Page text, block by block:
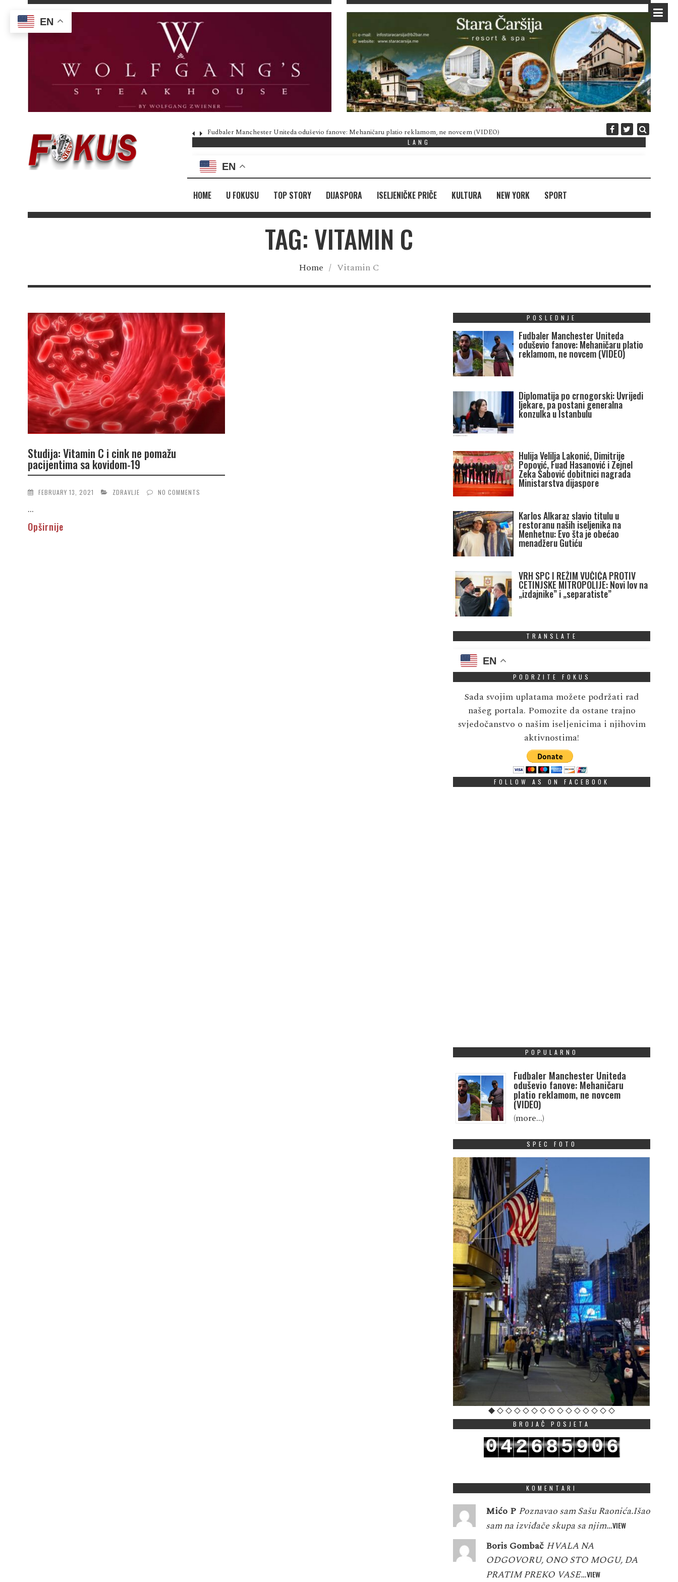
Fudbaler Manchester Uniteda oduševio fanove: Mehaničaru platio reklamom, ne novcem (VIDEO) Diplomatija po
LANG
EN
HOME U FOKUSU TOP STORY DIJASPORA ISELJENIČKE PRIČE KULTURA NEW YORK SPORT
TAG: VITAMIN C
Home / Vitamin C
Studija: Vitamin C i cink ne pomažu
pacijentima sa kovidom-19
FEBRUARY 13, 2021 ZDRAVLJE NO COMMENTS
...
Opširnije
POSLEDNJE
Fudbaler Manchester Uniteda
oduševio fanove: Mehaničaru platio
reklamom, ne novcem (VIDEO)
Diplomatija po crnogorski: Uvrijedi
ljekare, pa postani generalna
konzulka u Istanbulu
Hulija Velilja Lakonić, Dimitrije
Popović, Fuad Hasanović i Zejnel
Zeka Šabović dobitnici nagrada
Ministarstva dijaspore
Karlos Alkaraz slavio titulu u
restoranu naših iseljenika na
Menhetnu: Evo šta je obećao
menadžeru Gutiću
VRH SPC I REŽIM VUČIĆA PROTIV
CETINJSKE MITROPOLIJE: Novi lov na
„izdajnike” i „separatiste”
TRANSLATE
EN
PODRZITE FOKUS
Sada svojim uplatama možete podržati rad
našeg portala. Pomozite da ostane trajno
svjedočanstvo o našim iseljenicima i njihovim
aktivnostima!
FOLLOW AS ON FACEBOOK
POPULARNO
Fudbaler Manchester Uniteda
oduševio fanove: Mehaničaru
platio reklamom, ne novcem
(VIDEO)
(more…)
SPEC FOTO
BROJAČ POSJETA
042685906
KOMENTARI
Mićo P Poznavao sam Sašu Raonića.Išao
sam na izviđače skupa sa njim…VIEW
Boris Gombač HVALA NA
ODGOVORU, ONO STO MOGU, DA
PRATIM PREKO VASE…VIEW
EN